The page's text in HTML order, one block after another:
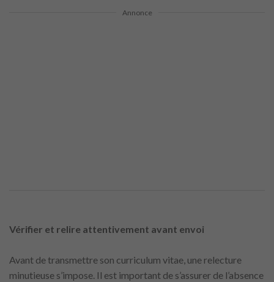
Annonce
Vérifier et relire attentivement avant envoi
Avant de transmettre son curriculum vitae, une relecture
minutieuse s’impose. Il est important de s’assurer de l’absence